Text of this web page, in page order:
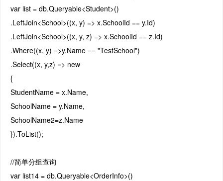
var list = db.Queryable<Student>()
.LeftJoin<School>((x, y) => x.SchoolId == y.Id)
.LeftJoin<School>((x, y, z) => x.SchoolId == z.Id)
.Where((x, y) =>y.Name == "TestSchool")
.Select((x, y,z) => new
{
StudentName = x.Name,
SchoolName = y.Name,
SchoolName2=z.Name
}).ToList();
//简单分组查询
var list14 = db.Queryable<OrderInfo>()